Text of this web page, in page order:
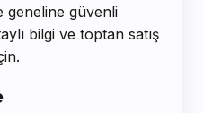
geneline güvenli
bilgi ve toptan satış